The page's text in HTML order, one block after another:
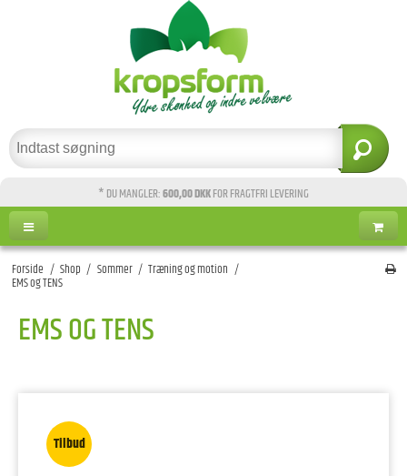
* DU MANGLER:600,00 DKKFOR FRAGTFRI LEVERING
Forside / Shop / Sommer / Træning og motion /
EMS og TENS
EMS OG TENS
Tilbud